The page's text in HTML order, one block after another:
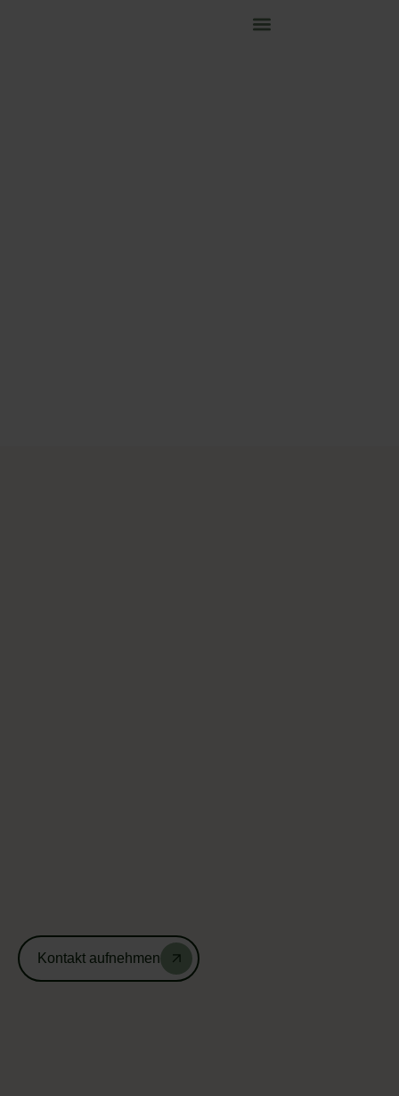
Kontakt aufnehmen